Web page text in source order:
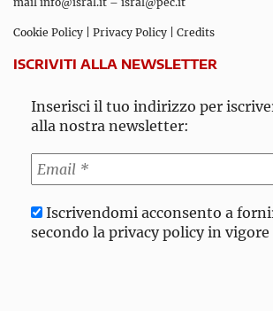
Cookie Policy Privacy Policy Credits
ISCRIVITI ALLA NEWSLETTER
Inserisci il tuo indirizzo per
alla nostra newsletter:
Iscrivendomi acconsento a
secondo la privacy policy in vigore